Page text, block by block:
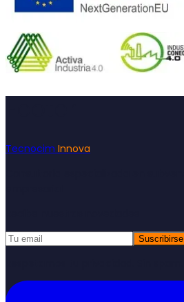
Tecnocim Innova
Suscribirse